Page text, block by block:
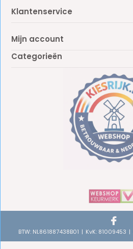
Klantenservice
Mijn account
Categorieën
BTW: NL861887438B01 KvK: 81009453